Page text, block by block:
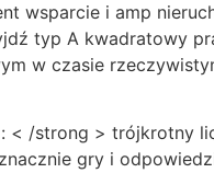
wsparcie i amp
typ A kwadratowy
w czasie
/strong > trójkrotny
gry i